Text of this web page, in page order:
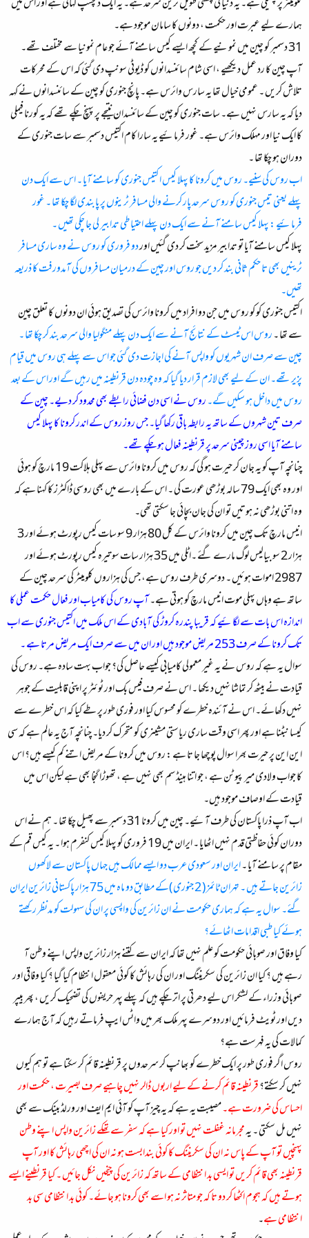
کلومیٹر پر پھیلی ہے۔ یہ دنیا کی چھٹی طویل ترین سرحد ہے۔ یہ ایک دلچسپ کہانی ہے اور اس میں
ہمارے لیے عبرت اور حکمت ، دونوں کا سامان موجود ہے۔
31 دسمبر کو چین میں نمونیے کے کچھ ایسے کیس سامنے آئے جو عام نمونیا سے مختلف تھے۔
آپ چین کا رد عمل دیکھیے ، اسی شام سائنسدانوں کو ڈیوٹی سونپ دی گئی کہ اس کے محرکات
تلاش کریں ۔ عمومی خیال تھا یہ سارس وائرس ہے۔ پانچ جنوری کو چین کے سائنسدانوں نے کہہ
دیا کہ یہ سارس نہیں ہے۔ سات جنوری کو چین کے سائنسدان نتیجے پر پہنچ چکے تھے کہ یہ کورنا فیملی
کا ایک نیا اور مہلک وائرس ہے۔ غور فرمائیے یہ سارا کام اکتیس دسمبر سے سات جنوری کے
دوران ہو چکا تھا ۔
اب روس کی سنیے۔ روس میں کرونا کا پہلا کیس ا کتیس جنوری کو سامنے آیا ۔ اس سے ایک دن
پہلے یعنی تیس جنوری کو روس سرحد پار کرنے والی مسافر ٹرینوں پر پابندی لگا چکا تھا ۔ غور
فرمائیے : پہلا کیس سامنے آنے سے ایک دن پہلے احتیاطی تدابیر لی جا چکی تھیں ۔
پہلا کیس سامنے آیا تو تدابیر مزید سخت کر دی گئیں اوردو فروری کو روس نے وہ ساری مسافر
ٹرینیں بھی تا حکم ثانی بند کر دیں جو روس اور چین کے درمیان مسافروں کی آمدورفت کا ذریعہ
تھیں۔
اکتیس جنوری کو کو روس میں جن دو افراد میں کرونا وائرس کی تصدیق ہوئی ان دونوں کا تعلق چین
سے تھا ۔روس اس ٹیسٹ کے نتائج آنے سے ایک دن پہلے منگولیا والی سرحد بند کر چکا تھا ۔
چین سے صرف ان شہریوں کو واپس آنے کی اجازت دی گئی جو اس سے پہلے ہی روس میں قیام
پزیر تھے۔ ان کے لیے بھی لازم قرار دیا گیا کہ وہ چودہ دن قرنطینہ میں رہیں گے اور اس کے بعد
روس میں داخل ہو سکیں گے۔روس نے اسی دن فضائی رابطے بھی محدود کر دیے۔ چین کے
صرف تین شہروں کے ساتھ یہ رابطہ باقی رکھا گیا۔ جس روز روس کے اندر کرونا کا پہلا کیس
سامنے آیا اسی روز چینی سرحد پر قرنطینہ فعال ہو چکے تھے۔
چنانچہ آپ کو یہ جان کر حیرت ہو گی کہ روس میں کرونا وائرس سے پہلی ہلاکت 19 مارچ کو ہوئی
اور وہ بھی ایک 79 سالہ بوڑھی عورت کی ۔ اس کے بارے میں بھی روسی ڈاکٹرز کا کہنا ہے کہ
وہ اتنی بوڑھی نہ ہوتیں تو ان کی جان بچائی جا سکتی تھی۔
انیس مارچ تک چین میں کرونا وائرس کے کل 80 ہزار 9 سو سات کیس رپورٹ ہوئے اور 3
ہزار 2 سو بیالیس لوگ مارے گئے ۔اٹلی میں 35 ہزار سات سو تیرہ کیس رپورٹ ہوئے اور
2987 اموات ہوئیں ۔ دوسری طرف روس ہے، جس کی ہزاروں کلومیٹر کی سرحد چین کے
ساتھ ہے وہاں پہلی موت انیس مارچ کو ہوتی ہے۔آپ روس کی کامیاب اور فعال حکمت عملی کا
اندازہ اس بات سے لگائیے کہ قریبا پندرہ کروڑ کی آبادی کے اس ملک میں اکتیس جنوری سے اب
تک کرونا کے صرف 253 مریض موجود ہیں اور ان میں سے صرف ایک مریض مرتا ہے ۔
سوال یہ ہے کہ روس نے یہ غیر معمولی کامیابی کیسے حاصل کی؟ جواب بہت سادہ ہے۔ روس کی
قیادت نے بیٹھ کر تماشا نہیں دیکھا ۔ اس نے صرف فیس بک اور ٹوئٹر پر اپنی قابلیت کے جوہر
نہیں دکھائے۔ اس نے آئندہ خطرے کو محسوس کیا اور فوری طور پر طے کیا کہ اس خطرے سے
کیسا نبٹنا ہے اور پھر اسی وقت ساری ریاستی مشینری کو متحرک کر دیا۔ چنانچہ آج یہ عالم ہے کہ سی
این این پر حیرت بھرا سوال پوچھا جا تا ہے : روس میں کرونا کے مریض اتنے کم کیسے ہیں؟ اس
کا جواب ولادی میر پیوٹن ہے ، جو اتنا ہینڈ سم بھی نہیں ہے ، تھوڑا گنجا بھی ہے لیکن اس میں
قیادت کے اوصاف موجود ہیں۔
اب آپ ذرا پاکستان کی طرف آئیے۔ چین میں کرونا 31 دسمبر سے پھیل چکا تھا ۔ ہم نے اس
دوران کوئی حفاظتی قدم نہیں اٹھایا ۔ ایران میں 19 فروری کو پہلا کیس کنفرم ہوا ۔ یہ کیس قم کے
مقام پر سامنے آیا ۔ایران اور سعودی عرب دو ایسے ممالک ہیں جہاں پاکستان سے لاکھوں
زائرین جاتے ہیں ۔ تہران ٹائمز ( 2 جنوری )کے مطابق دو ماہ میں 75 ہزار پاکستانی زائرین ایران
گئے۔ سوال یہ ہے کہ ہماری حکومت نے ان زائرین کی واپسی پر ان کی سہولت کو مدنظر رکھتے
ہوئے کیا طبی اقدامات اٹھائے؟
کیا وفاق اور صوبائی حکومت کو علم نہیں تھا کہ ایران سے کتنے ہزار زائرین واپس اپنے وطن آ
رہے ہیں ؟ کیا ان زائرین کی سکریننگ اور ان کی رہائش کا کوئی معقول انتظام کیا گیا ؟ کیا وفاقی اور
صوبائی وزراء کے لشکر اس لیے دھرتی پر اتر چکے ہیں کہ پہلے پہر حریفوں کی تضحیک کریں ، پھر بیپر
دیں اور ٹویٹ فرمائیں اور دوسرے پہر ملک بھر میں واٹس ایپ فرماتے رہیں کہ آج ہمارے
کمالات کی یہ فہرست ہے؟
روس اگر فوری طور پر ایک خطرے کو بھانپ کر سرحدوں پر قرنطینہ قائم کر سکتا ہے تو ہم کیوں
نہیں کر سکتے؟قرنطینہ قائم کرنے کے لیے اربوں ڈالر نہیں چاہیے صرف بصیرت ، حکمت اور
احساس کی ضرورت ہے۔مصیبت یہ ہے کہ یہ چیز آپ کو آئی ایم ایف اور ورلڈ بینک سے بھی
نہیں مل سکتی ۔ یہ مجرمانہ غفلت نہیں تو اور کیا ہے کہ سفر سے تھکے زائرین واپس اپنے وطن
پہنچیں تو آپ کے پاس نہ ان کی سکریننگ کا کوئی بندابست ہو نہ ان کی اچھی رہائش کا اور آپ
قرنطینہ بھی قائم کریں تو ایسی بد انتظامی کے ساتھ کہ زائرین کی چیخیں نکل جائیں ۔ کیا قرنطینے ایسے
ہوتے ہیں کہ ہجوم اکٹھا کر دو تا کہ جو متاثر نہ ہو اسے بھی کرونا ہو جائے۔ کوئی بد انتظامی سی بد
انتظامی ہے۔